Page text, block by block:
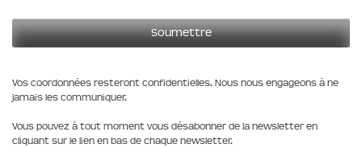
Vos coordonnées resteront confidentielles. Nous nous engageons à ne
jamais les communiquer.
Vous pouvez à tout moment vous désabonner de la newsletter en
cliquant sur le lien en bas de chaque newsletter.